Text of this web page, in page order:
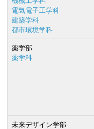
電気電子工学科
建築学科
都市環境学科
薬学部
薬学科
未来デザイン学部